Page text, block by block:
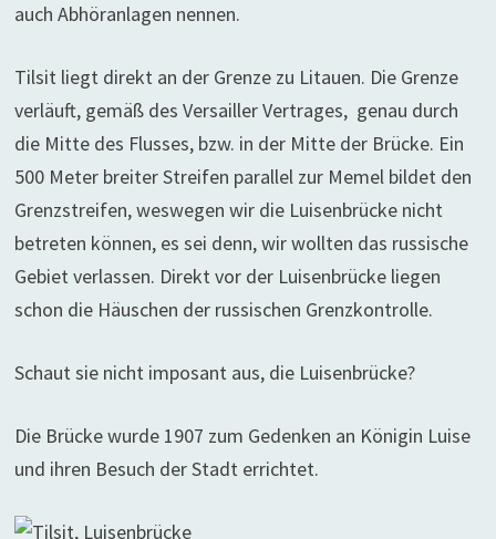
auch Abhöranlagen nennen.
Tilsit liegt direkt an der Grenze zu Litauen. Die Grenze
verläuft, gemäß des Versailler Vertrages, genau durch
die Mitte des Flusses, bzw. in der Mitte der Brücke. Ein
500 Meter breiter Streifen parallel zur Memel bildet den
Grenzstreifen, weswegen wir die Luisenbrücke nicht
betreten können, es sei denn, wir wollten das russische
Gebiet verlassen. Direkt vor der Luisenbrücke liegen
schon die Häuschen der russischen Grenzkontrolle.
Schaut sie nicht imposant aus, die Luisenbrücke?
Die Brücke wurde 1907 zum Gedenken an Königin Luise
und ihren Besuch der Stadt errichtet.